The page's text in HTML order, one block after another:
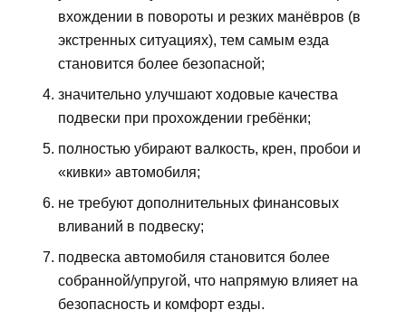
вхождении в повороты и резких манёвров (в
экстренных ситуациях), тем самым езда
становится более безопасной;
значительно улучшают ходовые качества
подвески при прохождении гребёнки;
полностью убирают валкость, крен, пробои и
«кивки» автомобиля;
не требуют дополнительных финансовых
вливаний в подвеску;
подвеска автомобиля становится более
собранной/упругой, что напрямую влияет на
безопасность и комфорт езды.